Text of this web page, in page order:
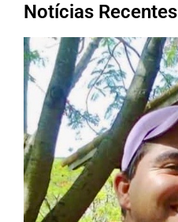
Notícias Recentes